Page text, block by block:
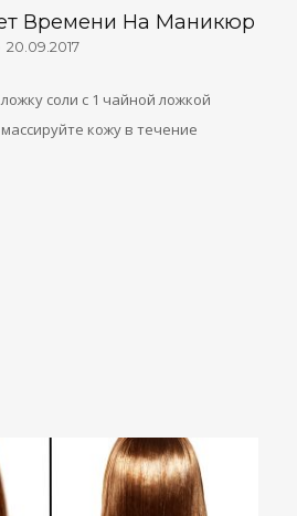
Времени На Маникюр
20.09.2017
соли с 1 чайной ложкой
кожу в течение